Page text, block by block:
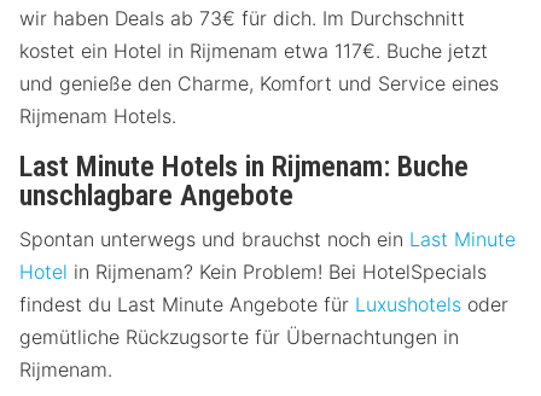
wir haben Deals ab 73€ für dich. Im Durchschnitt
kostet ein Hotel in Rijmenam etwa 117€. Buche jetzt
und genieße den Charme, Komfort und Service eines
Rijmenam Hotels.
Last Minute Hotels in Rijmenam: Buche
unschlagbare Angebote
Spontan unterwegs und brauchst noch ein Last Minute
Hotel in Rijmenam? Kein Problem! Bei HotelSpecials
findest du Last Minute Angebote für Luxushotels oder
gemütliche Rückzugsorte für Übernachtungen in
Rijmenam.